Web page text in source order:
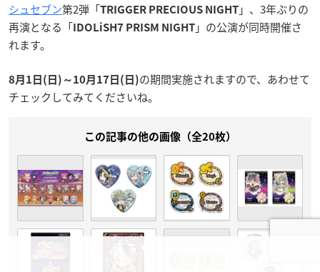
シュセブン第2弾「TRIGGER PRECIOUS NIGHT 」、3年ぶりの
再演となる「 IDOLiSH7 PRISM NIGHT 」の公演が同時開催さ
れます。
8月1日(日)～10月17日(日)の期間実施されますので、あわせて
チェックしてみてくださいね。
この記事の他の画像（全20枚）